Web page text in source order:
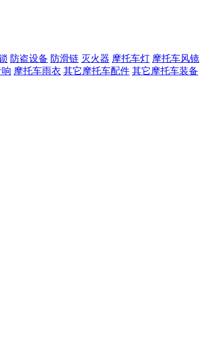
防盗设备 防滑链 灭火器 摩托车灯 摩托车风镜
摩托车雨衣 其它摩托车配件 其它摩托车装备